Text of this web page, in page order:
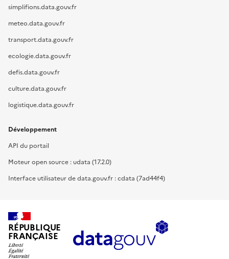
simplifions.data.gouv.fr
meteo.data.gouv.fr
transport.data.gouv.fr
ecologie.data.gouv.fr
defis.data.gouv.fr
culture.data.gouv.fr
logistique.data.gouv.fr
Développement
API du portail
Moteur open source : udata (17.2.0)
Interface utilisateur de data.gouv.fr : cdata (7ad44f4)
RÉPUBLIQUE
FRANÇAISE